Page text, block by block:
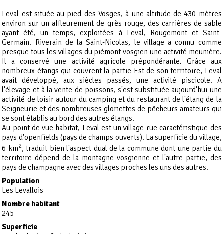
Leval est située au pied des Vosges, à une altitude de 430 mètres
environ sur un affleurement de grès rouge, des carrières de sable
ayant été, un temps, exploitées à Leval, Rougemont et Saint-
Germain. Riverain de la Saint-Nicolas, le village a connu comme
presque tous les villages du piémont vosgien une activité meunière.
Il a conservé une activité agricole prépondérante. Grâce aux
nombreux étangs qui couvrent la partie Est de son territoire, Leval
avait développé, aux siècles passés, une activité piscicole. A
l'élevage et à la vente de poissons, s'est substituée aujourd'hui une
activité de loisir autour du camping et du restaurant de l'étang de la
Seigneurie et des nombreuses gloriettes de pêcheurs amateurs qui
se sont établis au bord des autres étangs.
Au point de vue habitat, Leval est un village-rue caractéristique des
pays d'openfields (pays de champs ouverts). La superficie du village,
6 km2, traduit bien l'aspect dual de la commune dont une partie du
territoire dépend de la montagne vosgienne et l'autre partie, des
pays de champagne avec des villages proches les uns des autres.
Population
Les Levallois
Nombre habitant
245
Superficie